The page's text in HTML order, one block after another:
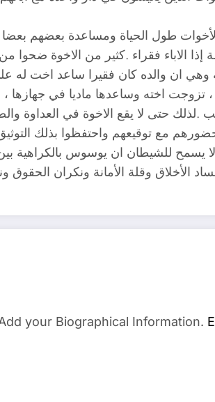
طول الحياة ومساعدة بعضهم
إذا الاباء فقراء .كثير من الاخوة
ان والده كان فقيرا ساعد اخت له
اخته وساعدها ماديا في جهازها ،
حتى لا يقع الاخوة في العداوة
مع توقيعهم واحتفظوا بذلك
يسمح للشيطان ان يوسوس بالكراهية
الأخلاق وقلة الأمانة ونكران الحقوق
your Biographical Information.